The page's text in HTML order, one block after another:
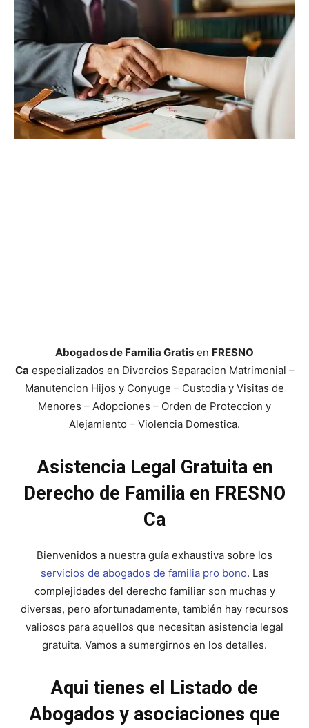
Abogados de Familia Gratis en FRESNO
Ca especializados en Divorcios Separacion Matrimonial –
Manutencion Hijos y Conyuge – Custodia y Visitas de
Menores – Adopciones – Orden de Proteccion y
Alejamiento – Violencia Domestica.
Asistencia Legal Gratuita en
Derecho de Familia en FRESNO
Ca
Bienvenidos a nuestra guía exhaustiva sobre los
servicios de abogados de familia pro bono. Las
complejidades del derecho familiar son muchas y
diversas, pero afortunadamente, también hay recursos
valiosos para aquellos que necesitan asistencia legal
gratuita. Vamos a sumergirnos en los detalles.
Aqui tienes el Listado de
Abogados y asociaciones que